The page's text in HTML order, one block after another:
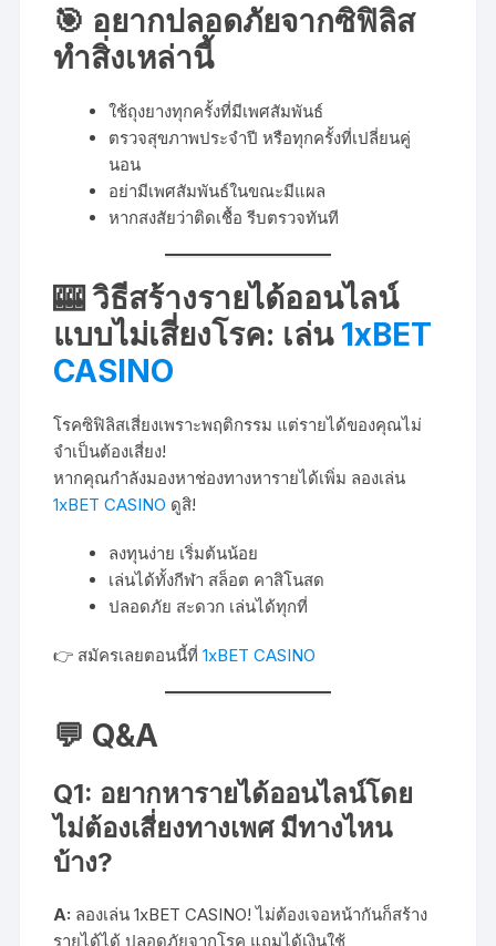
🎯 อยากปลอดภัยจากซิฟิลิส
ทำสิ่งเหล่านี้
ใช้ถุงยางทุกครั้งที่มีเพศสัมพันธ์
ตรวจสุขภาพประจำปี หรือทุกครั้งที่เปลี่ยนคู่
นอน
อย่ามีเพศสัมพันธ์ในขณะมีแผล
หากสงสัยว่าติดเชื้อ รีบตรวจทันที
🎰 วิธีสร้างรายได้ออนไลน์
แบบไม่เสี่ยงโรค: เล่น 1xBET
CASINO
โรคซิฟิลิสเสี่ยงเพราะพฤติกรรม แต่รายได้ของคุณไม่
จำเป็นต้องเสี่ยง!
หากคุณกำลังมองหาช่องทางหารายได้เพิ่ม ลองเล่น
1xBET CASINO ดูสิ!
ลงทุนง่าย เริ่มต้นน้อย
เล่นได้ทั้งกีฬา สล็อต คาสิโนสด
ปลอดภัย สะดวก เล่นได้ทุกที่
👉 สมัครเลยตอนนี้ที่1xBET CASINO
💬 Q&A
Q1: อยากหารายได้ออนไลน์โดย
ไม่ต้องเสี่ยงทางเพศ มีทางไหน
บ้าง?
A: ลองเล่น 1xBET CASINO! ไม่ต้องเจอหน้ากันก็สร้าง
รายได้ได้ ปลอดภัยจากโรค แถมได้เงินใช้